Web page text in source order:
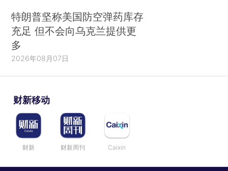
特朗普坚称美国防空弹药库存
充足 但不会向乌克兰提供更
多
2026年08月07日
财新移动
财新 财新周刊 Caixin